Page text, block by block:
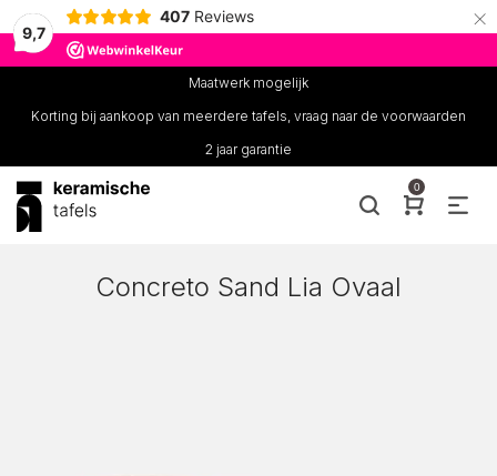
9,7
407 Reviews ×
Maatwerk mogelijk
Korting bij aankoop van meerdere tafels, vraag naar de voorwaarden
2 jaar garantie
0
Concreto Sand Lia Ovaal